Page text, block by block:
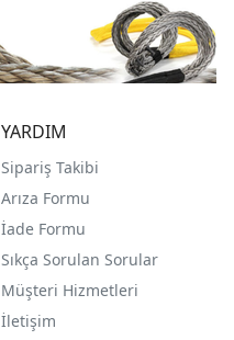
YARDIM
Sipariş Takibi
Arıza Formu
İade Formu
Sıkça Sorulan Sorular
Müşteri Hizmetleri
İletişim